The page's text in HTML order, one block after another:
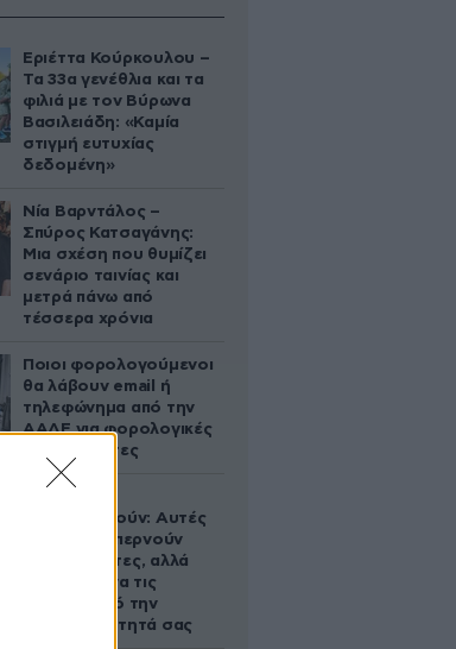
Εριέττα Κούρκουλου –
Τα 33α γενέθλια και τα
φιλιά με τον Βύρωνα
Βασιλειάδη: «Καμία
στιγμή ευτυχίας
δεδομένη»
Νία Βαρντάλος –
Σπύρος Κατσαγάνης:
Μια σχέση που θυμίζει
σενάριο ταινίας και
μετρά πάνω από
τέσσερα χρόνια
Ποιοι φορολογούμενοι
θα λάβουν email ή
τηλεφώνημα από την
ΑΑΔΕ για φορολογικές
εκκρεμότητες
προειδοποιούν: Αυτές
οι τροφές, περνούν
απαρατήρητες, αλλά
καλό είναι να τις
βγάλετε από την
καθημερινότητά σας